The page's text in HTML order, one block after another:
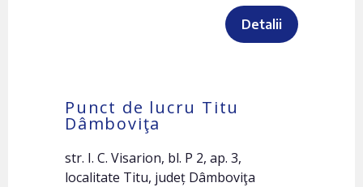
Detalii
Punct de lucru Titu
Dâmboviţa
str. I. C. Visarion, bl. P 2, ap. 3,
localitate Titu, județ Dâmboviţa